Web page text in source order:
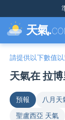
天氣.
請提供以下數值
天氣在 拉
預報 八月天
聖盧西亞 天氣